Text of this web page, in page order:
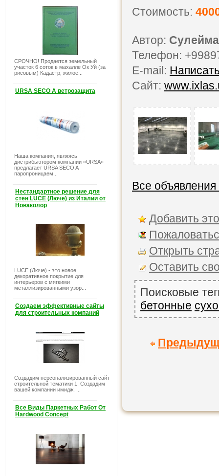
СРОЧНО! Продается земельный
участок 6 соток в махалле Ок Уй (за
рисовым) Кадастр, жилое...
URSA SECO A ветрозащита
Наша компания, являясь
дистрибьютором компании «URSA»
предлагает URSA SECO A
паропроницаем...
Нестандартное решение для
стен LUCE (Люче) из Италии от
Новаколор
LUCE (Люче) - это новое
декоративное покрытие для
интерьеров с мягкими
металлизированными узор...
Создаем эффективные сайты
для строительных компаний
Создадим персонализированный сайт
строительной тематики 1. Создадим
вашей компании имидж. ...
Все Виды Паркетных Работ От
Hardwood Concept
Стоимость:
Автор:
Телефон:
E-mail:
Сайт:
Все объявления
Добавить
Открыть
Оставить
Поисковые
бетонные